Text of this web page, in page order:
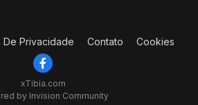
De Privacidade Contato Cookies
xTibia.com
by Invision Community